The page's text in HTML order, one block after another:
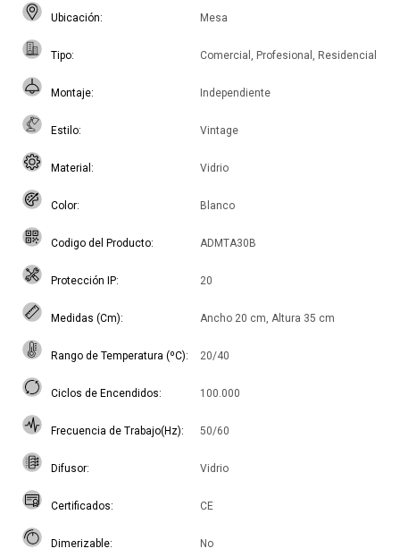
Ubicación Mesa
Tipo Comercial, Profesional, Residencial
Montaje Independiente
Estilo Vintage
Material Vidrio
Color Blanco
Codigo del Producto ADMTA30B
Protección IP 20
Medidas (Cm) Ancho 20 cm, Altura 35 cm
Rango de Temperatura (ºC) 20/40
Ciclos de Encendidos 100.000
Frecuencia de Trabajo(Hz) 50/60
Difusor Vidrio
Certificados CE
Dimerizable No